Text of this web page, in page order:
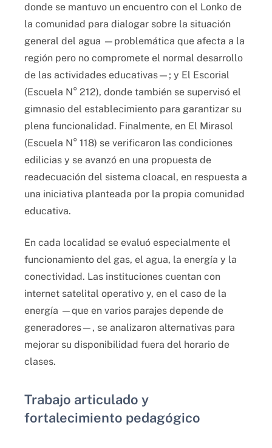
donde se mantuvo un encuentro con el Lonko de
la comunidad para dialogar sobre la situación
general del agua —problemática que afecta a la
región pero no compromete el normal desarrollo
de las actividades educativas—; y El Escorial
(Escuela N° 212), donde también se supervisó el
gimnasio del establecimiento para garantizar su
plena funcionalidad. Finalmente, en El Mirasol
(Escuela N° 118) se verificaron las condiciones
edilicias y se avanzó en una propuesta de
readecuación del sistema cloacal, en respuesta a
una iniciativa planteada por la propia comunidad
educativa.
En cada localidad se evaluó especialmente el
funcionamiento del gas, el agua, la energía y la
conectividad. Las instituciones cuentan con
internet satelital operativo y, en el caso de la
energía —que en varios parajes depende de
generadores—, se analizaron alternativas para
mejorar su disponibilidad fuera del horario de
clases.
Trabajo articulado y
fortalecimiento pedagógico